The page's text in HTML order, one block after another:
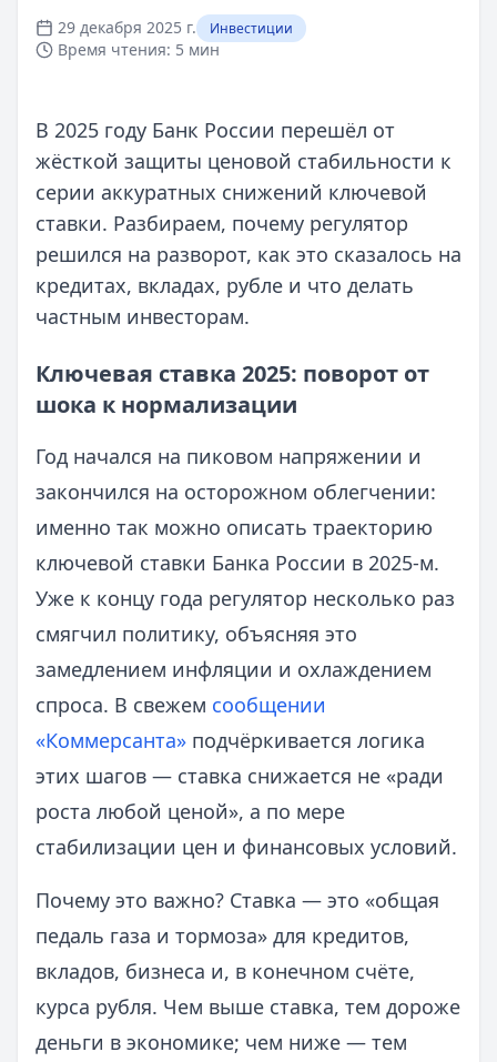
29 декабря 2025 г. Инвестиции
Время чтения: 5 мин
В 2025 году Банк России перешёл от
жёсткой защиты ценовой стабильности к
серии аккуратных снижений ключевой
ставки. Разбираем, почему регулятор
решился на разворот, как это сказалось на
кредитах, вкладах, рубле и что делать
частным инвесторам.
Ключевая ставка 2025: поворот от
шока к нормализации
Год начался на пиковом напряжении и
закончился на осторожном облегчении:
именно так можно описать траекторию
ключевой ставки Банка России в 2025-м.
Уже к концу года регулятор несколько раз
смягчил политику, объясняя это
замедлением инфляции и охлаждением
спроса. В свежем сообщении
«Коммерсанта» подчёркивается логика
этих шагов — ставка снижается не «ради
роста любой ценой», а по мере
стабилизации цен и финансовых условий.
Почему это важно? Ставка — это «общая
педаль газа и тормоза» для кредитов,
вкладов, бизнеса и, в конечном счёте,
курса рубля. Чем выше ставка, тем дороже
деньги в экономике; чем ниже — тем